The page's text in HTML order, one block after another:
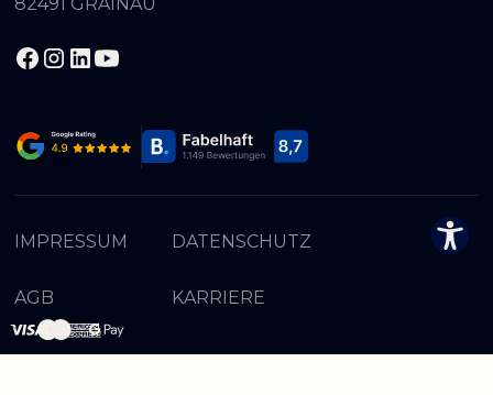
82491 GRAINAU
IMPRESSUM DATENSCHUTZ
AGB KARRIERE